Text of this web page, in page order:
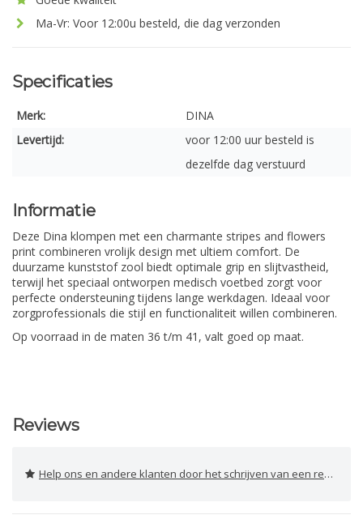
Ma-Vr: Voor 12:00u besteld, die dag verzonden
Specificaties
Merk:
DINA
Levertijd:
voor 12:00 uur besteld is
dezelfde dag verstuurd
Informatie
Deze Dina klompen met een charmante stripes and flowers
print combineren vrolijk design met ultiem comfort. De
duurzame kunststof zool biedt optimale grip en slijtvastheid,
terwijl het speciaal ontworpen medisch voetbed zorgt voor
perfecte ondersteuning tijdens lange werkdagen. Ideaal voor
zorgprofessionals die stijl en functionaliteit willen combineren.
Op voorraad in de maten 36 t/m 41, valt goed op maat.
Reviews
Help ons en andere klanten door het schrijven van een review